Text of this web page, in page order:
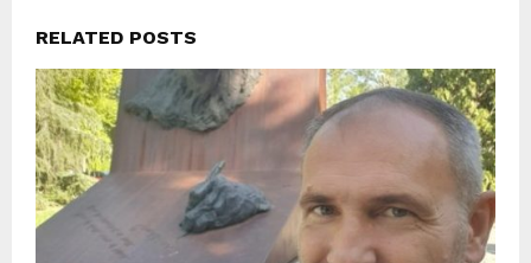
RELATED POSTS